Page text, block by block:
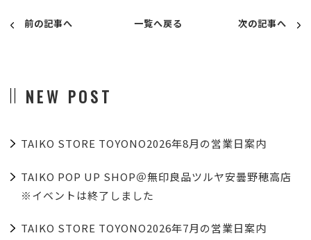
前の記事へ 一覧へ戻る 次の記事へ
NEW POST
TAIKO STORE TOYONO2026年8月の営業日案内
TAIKO POP UP SHOP＠無印良品ツルヤ安曇野穂高店
※イベントは終了しました
TAIKO STORE TOYONO2026年7月の営業日案内